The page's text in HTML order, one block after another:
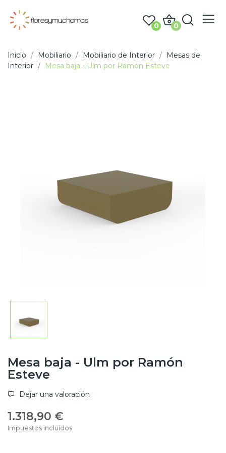
0 0
Inicio Mobiliario Mobiliario de Interior
Mesas de
Interior
Mesa baja - Ulm por Ramón Esteve
Mesa baja - Ulm por Ramón
Esteve
Dejar una valoración
1.318,90 €
Impuestos incluidos